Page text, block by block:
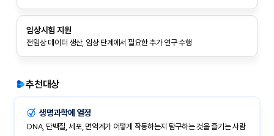
임상시험 지원
전임상 데이터 생산, 임상 단계에서 필요한 추가 연구 수행
추천대상
생명과학에 열정
DNA, 단백질, 세포, 면역계가 어떻게 작동하는지 탐구하는 것을 즐기는 사람